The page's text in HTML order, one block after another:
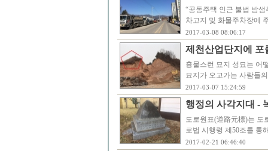
“공동주택 인근 불법 밤
차고지 및 화물주차장에
2017-03-08 08:06:17
제천산업단지에
흉물스런 묘지 성묘는 어
묘지가 오고가는 사람들
2017-03-07 15:24:59
행정의 사각지대 -
도로원표(道路元標)는 도
로법 시행령 제50조를 통
2017-02-21 06:46:40